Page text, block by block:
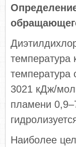
температура
температура
3021 кДж/
пламени
Наиболее